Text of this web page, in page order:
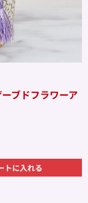
ブドフラワーア
トに入れる